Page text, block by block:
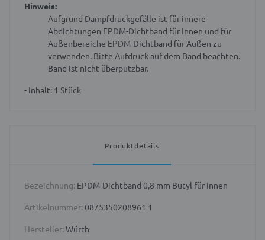
Hinweis:
Aufgrund Dampfdruckgefälle ist für innere
Abdichtungen EPDM-Dichtband für Innen und für
Außenbereiche EPDM-Dichtband für Außen zu
verwenden. Bitte Aufdruck auf dem Band beachten.
Band ist nicht überputzbar.
- Inhalt: 1 Stück
Produktdetails
Bezeichnung: EPDM-Dichtband 0,8 mm Butyl für innen
Artikelnummer: 0875350208961 1
Hersteller: Würth